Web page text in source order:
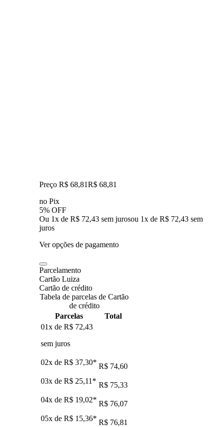
Preço R$ 68,81R$ 68,81
no Pix
5% OFF
Ou 1x de R$ 72,43 sem jurosou 1x de R$ 72,43 sem
juros
Ver opções de pagamento
Parcelamento
Cartão Luiza
Cartão de crédito
Tabela de parcelas de Cartão
de crédito
Parcelas
Total
01x de R$ 72,43
sem juros
02x de R$ 37,30* R$ 74,60
03x de R$ 25,11 * R$ 75,33
04x de R$ 19,02* R$ 76,07
05x de R$ 15,36* R$ 76,81